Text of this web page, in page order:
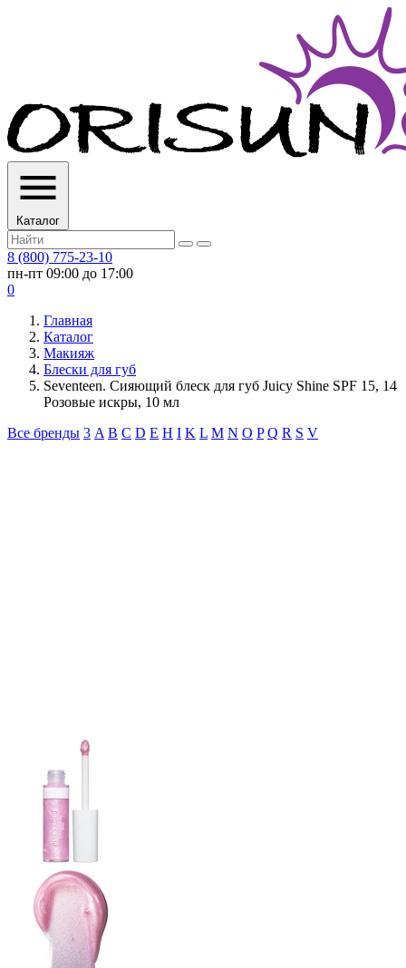
Каталог
8 (800) 775-23-10
пн-пт 09:00 до 17:00
0
Главная
Каталог
Макияж
Блески для губ
Seventeen. Сияющий блеск для губ Juicy Shine SPF 15, 14
Розовые искры, 10 мл
Все бренды 3 A B C D E H I K L M N O P Q R S V